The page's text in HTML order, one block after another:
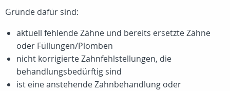
Gründe dafür sind:
aktuell fehlende Zähne und bereits ersetzte Zähne
oder Füllungen/Plomben
nicht korrigierte Zahnfehlstellungen, die
behandlungsbedürftig sind
ist eine anstehende Zahnbehandlung oder